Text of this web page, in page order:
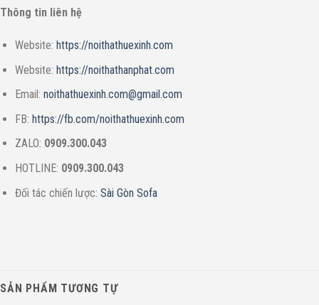
Thông tin liên hệ
Website: https://noithathuexinh.com
Website: https://noithathanphat.com
Email: noithathuexinh.com@gmail.com
FB: https://fb.com/noithathuexinh.com
ZALO: 0909.300.043
HOTLINE: 0909.300.043
Đối tác chiến lược: Sài Gòn Sofa
SẢN PHẨM TƯƠNG TỰ